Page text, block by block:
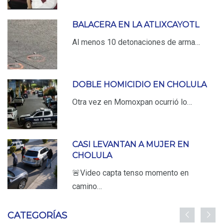
BALACERA EN LA ATLIXCAYOTL
Al menos 10 detonaciones de arma…
DOBLE HOMICIDIO EN CHOLULA
Otra vez en Momoxpan ocurrió lo…
CASI LEVANTAN A MUJER EN
CHOLULA
🚨Video capta tenso momento en
camino…
CATEGORÍAS